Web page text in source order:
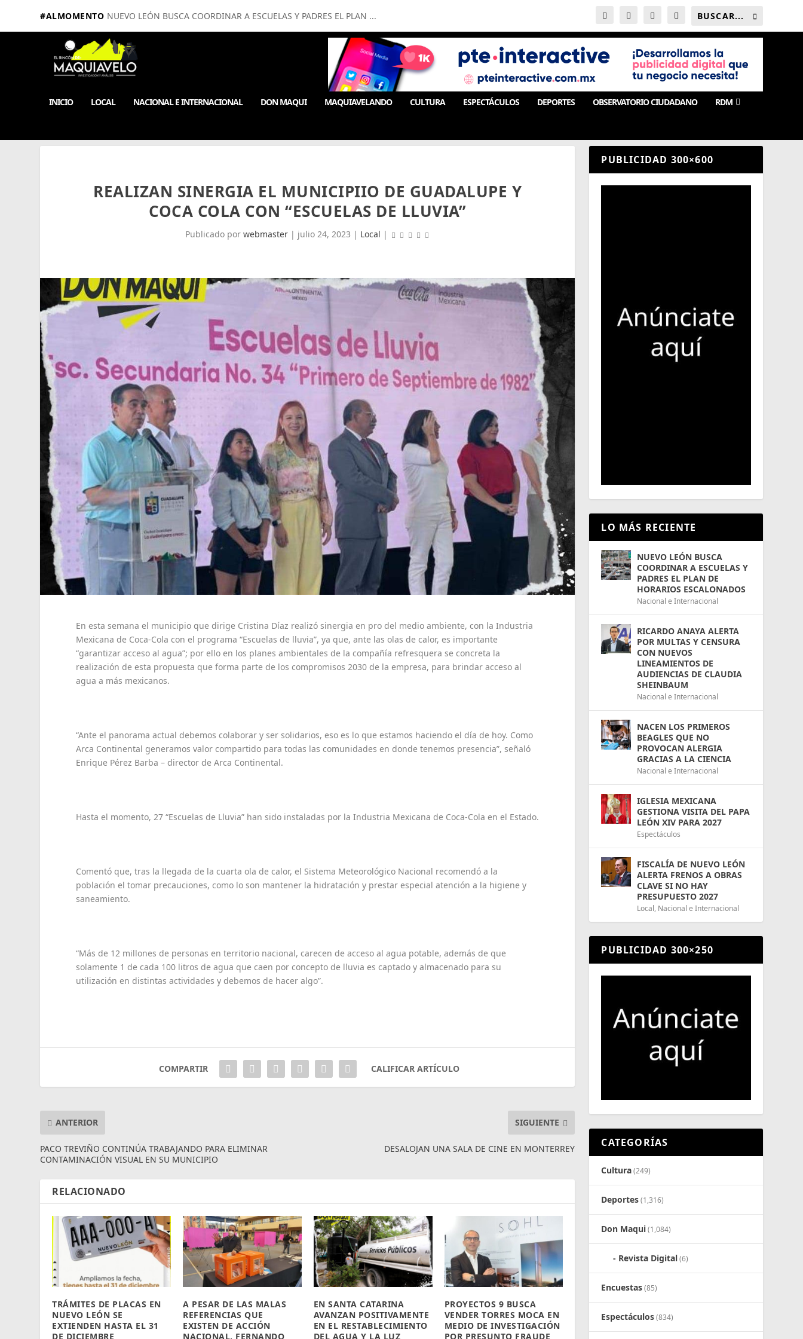
#ALMOMENTO NUEVO LEÓN BUSCA COORDINAR A ESCUELAS Y PADRES EL PLAN ...
INICIO LOCAL NACIONAL E INTERNACIONAL DON MAQUI MAQUIAVELANDO CULTURA ESPECTÁCULOS DEPORTES OBSERVATORIO CIUDADANO RDM
REALIZAN SINERGIA EL MUNICIPIIO DE GUADALUPE Y
COCA COLA CON “ESCUELAS DE LLUVIA”
Publicado porwebmaster | julio 24, 2023 | Local |
En esta semana el municipio que dirige Cristina Díaz realizó sinergia en pro del medio ambiente, con la Industria
Mexicana de Coca-Cola con el programa “Escuelas de lluvia”, ya que, ante las olas de calor, es importante
“garantizar acceso al agua”; por ello en los planes ambientales de la compañía refresquera se concreta la
realización de esta propuesta que forma parte de los compromisos 2030 de la empresa, para brindar acceso al
agua a más mexicanos.
“Ante el panorama actual debemos colaborar y ser solidarios, eso es lo que estamos haciendo el día de hoy. Como
Arca Continental generamos valor compartido para todas las comunidades en donde tenemos presencia”, señaló
Enrique Pérez Barba – director de Arca Continental.
Hasta el momento, 27 “Escuelas de Lluvia” han sido instaladas por la Industria Mexicana de Coca-Cola en el Estado.
Comentó que, tras la llegada de la cuarta ola de calor, el Sistema Meteorológico Nacional recomendó a la
población el tomar precauciones, como lo son mantener la hidratación y prestar especial atención a la higiene y
saneamiento.
“Más de 12 millones de personas en territorio nacional, carecen de acceso al agua potable, además de que
solamente 1 de cada 100 litros de agua que caen por concepto de lluvia es captado y almacenado para su
utilización en distintas actividades y debemos de hacer algo”.
COMPARTIR CALIFICAR ARTÍCULO
ANTERIOR
PACO TREVIÑO CONTINÚA TRABAJANDO PARA ELIMINAR
CONTAMINACIÓN VISUAL EN SU MUNICIPIO
SIGUIENTE
DESALOJAN UNA SALA DE CINE EN MONTERREY
RELACIONADO
TRÁMITES DE PLACAS EN
NUEVO LEÓN SE
EXTIENDEN HASTA EL 31
DE DICIEMBRE
A PESAR DE LAS MALAS
REFERENCIAS QUE
EXISTEN DE ACCIÓN
NACIONAL, FERNANDO
EN SANTA CATARINA
AVANZAN POSITIVAMENTE
EN EL RESTABLECIMIENTO
DEL AGUA Y LA LUZ
PROYECTOS 9 BUSCA
VENDER TORRES MOCA EN
MEDIO DE INVESTIGACIÓN
POR PRESUNTO FRAUDE
PUBLICIDAD 300×600
LO MÁS RECIENTE
NUEVO LEÓN BUSCA
COORDINAR A ESCUELAS Y
PADRES EL PLAN DE
HORARIOS ESCALONADOS
Nacional e Internacional
RICARDO ANAYA ALERTA
POR MULTAS Y CENSURA
CON NUEVOS
LINEAMIENTOS DE
AUDIENCIAS DE CLAUDIA
SHEINBAUM
Nacional e Internacional
NACEN LOS PRIMEROS
BEAGLES QUE NO
PROVOCAN ALERGIA
GRACIAS A LA CIENCIA
Nacional e Internacional
IGLESIA MEXICANA
GESTIONA VISITA DEL PAPA
LEÓN XIV PARA 2027
Espectáculos
FISCALÍA DE NUEVO LEÓN
ALERTA FRENOS A OBRAS
CLAVE SI NO HAY
PRESUPUESTO 2027
Local, Nacional e Internacional
PUBLICIDAD 300×250
CATEGORÍAS
Cultura(249)
Deportes(1,316)
Don Maqui(1,084)
Revista Digital(6)
Encuestas(85)
Espectáculos(834)